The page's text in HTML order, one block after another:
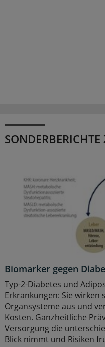
Biomarker gegen
Typ-2-Diabetes und
Erkrankungen: Sie wirken
Organsysteme aus und
Kosten. Ganzheitliche
Versorgung die
Blick nimmt und Risiken